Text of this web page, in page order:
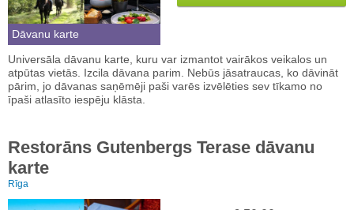
Dāvanu karte
Universāla dāvanu karte, kuru var izmantot vairākos veikalos un
atpūtas vietās. Izcila dāvana parim. Nebūs jāsatraucas, ko dāvināt
pārim, jo dāvanas saņēmēji paši varēs izvēlēties sev tīkamo no
īpaši atlasīto iespēju klāsta.
Restorāns Gutenbergs Terase dāvanu
karte
Rīga